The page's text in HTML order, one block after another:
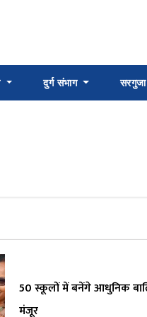
दुर्ग संभाग
50 स्कूलों में बनेंगे आधुनिक
मंजूर